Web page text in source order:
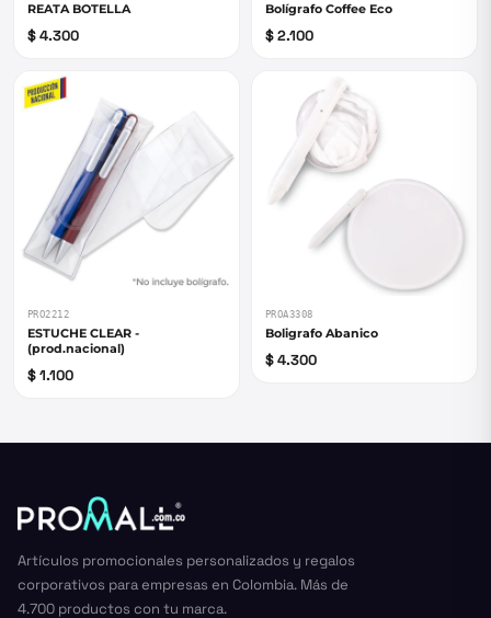
REATA BOTELLA
$ 4.300
Bolígrafo Coffee Eco
$ 2.100
PRO2212
ESTUCHE CLEAR -
(prod.nacional)
$ 1.100
PROA3308
Boligrafo Abanico
$ 4.300
Artículos promocionales personalizados y regalos
corporativos para empresas en Colombia. Más de
4.700 productos con tu marca.